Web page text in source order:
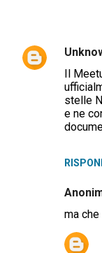
C
Il
stelle
e ne
ma